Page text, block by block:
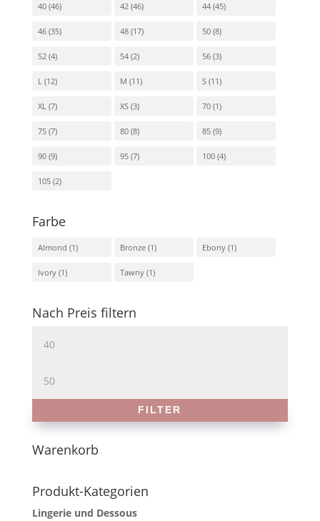
40 (46) 42 (46) 44 (45)
46 (35) 48 (17) 50 (8)
52 (4) 54 (2) 56 (3)
L (12) M (11) S (11)
XL (7) XS (3) 70 (1)
75 (7) 80 (8) 85 (9)
90 (9) 95 (7) 100 (4)
105 (2)
Farbe
Almond (1) Bronze (1) Ebony (1)
Ivory (1) Tawny (1)
Nach Preis filtern
Preis
Preis
FILTER
Warenkorb
Produkt-Kategorien
Lingerie und Dessous